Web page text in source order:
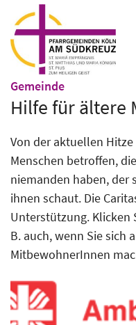
Zum Inhalt springen
Gemeinde:
Hilfe für ältere
Von der aktuellen
Menschen betroffen,
niemanden haben, der
ihnen schaut. Die
Unterstützung. Klicken
B. auch, wenn Sie sich
MitbewohnerInnen